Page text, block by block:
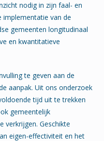
nodig in zijn faal- en
implementatie van de
gemeenten longitudinaal
en kwantitatieve
te geven aan de
aanpak. Uit ons onderzoek
tijd uit te trekken
gemeentelijk
verkrijgen. Geschikte
eigen-effectiviteit en het